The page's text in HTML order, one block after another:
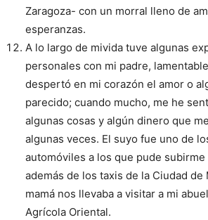
Zaragoza- con un morral lleno de
esperanzas.
A lo largo de mivida tuve algunas
personales con mi padre,
despertó en mi corazón el amor o
parecido; cuando mucho, me he
algunas cosas y algún dinero que
algunas veces. El suyo fue uno de
automóviles a los que pude subirme
además de los taxis de la Ciudad de
mamá nos llevaba a visitar a mi
Agrícola Oriental.